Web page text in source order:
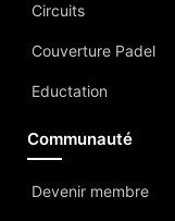
Circuits
Couverture Padel
Eductation
Communauté
Devenir membre